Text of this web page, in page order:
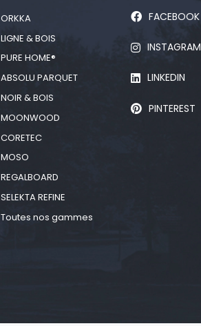
ORKKA
LIGNE & BOIS
PURE HOME®
ABSOLU PARQUET
NOIR & BOIS
MOONWOOD
CORETEC
MOSO
REGALBOARD
SELEKTA REFINE
Toutes nos gammes
FACEBOOK
INSTAGRAM
LINKEDIN
PINTEREST